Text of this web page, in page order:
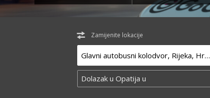
Zamijenite lokacije